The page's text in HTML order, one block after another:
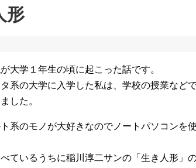
形
大学１年生の頃に起こった話です。
系の大学に入学した私は、学校の授業など
した。
系のモノが大好きなのでノートパソコンを
ているうちに稲川淳二サンの「生き人形」